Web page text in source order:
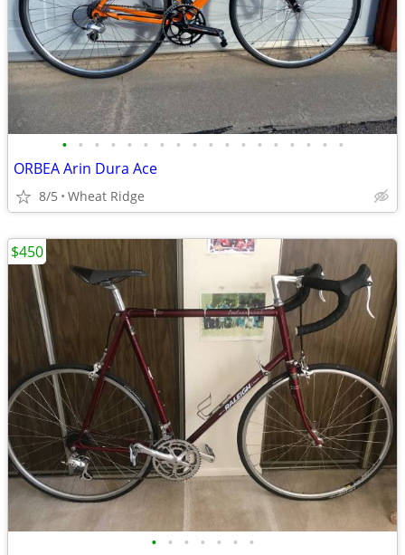
• • • • • • • • • • • • • • • • • •
ORBEA Arin Dura Ace
8/5 Wheat Ridge
• • • • • • •
$450